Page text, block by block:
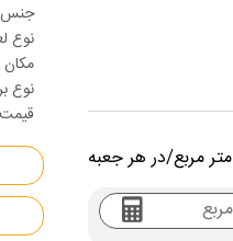
جنس
نوع
نوع
متر مربع/در هر جعبه